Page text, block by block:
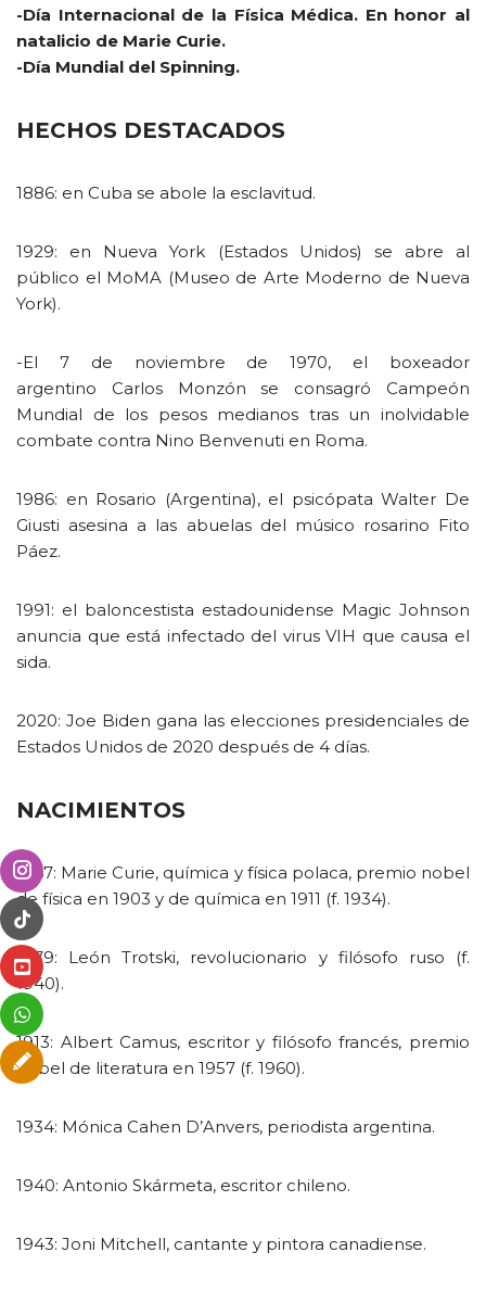
-Día Internacional de la Física Médica. En honor al
natalicio de Marie Curie.
-Día Mundial del Spinning.
HECHOS DESTACADOS
1886: en Cuba se abole la esclavitud.
1929: en Nueva York (Estados Unidos) se abre al
público el MoMA (Museo de Arte Moderno de Nueva
York).
-El 7 de noviembre de 1970, el boxeador
argentino Carlos Monzón se consagró Campeón
Mundial de los pesos medianos tras un inolvidable
combate contra Nino Benvenuti en Roma.
1986: en Rosario (Argentina), el psicópata Walter De
Giusti asesina a las abuelas del músico rosarino Fito
Páez.
1991: el baloncestista estadounidense Magic Johnson
anuncia que está infectado del virus VIH que causa el
sida.
2020: Joe Biden gana las elecciones presidenciales de
Estados Unidos de 2020 después de 4 días.
NACIMIENTOS
1867: Marie Curie, química y física polaca, premio nobel
de física en 1903 y de química en 1911 (f. 1934).
1879: León Trotski, revolucionario y filósofo ruso (f.
1940).
1913: Albert Camus, escritor y filósofo francés, premio
nobel de literatura en 1957 (f. 1960).
1934: Mónica Cahen D’Anvers, periodista argentina.
1940: Antonio Skármeta, escritor chileno.
1943: Joni Mitchell, cantante y pintora canadiense.